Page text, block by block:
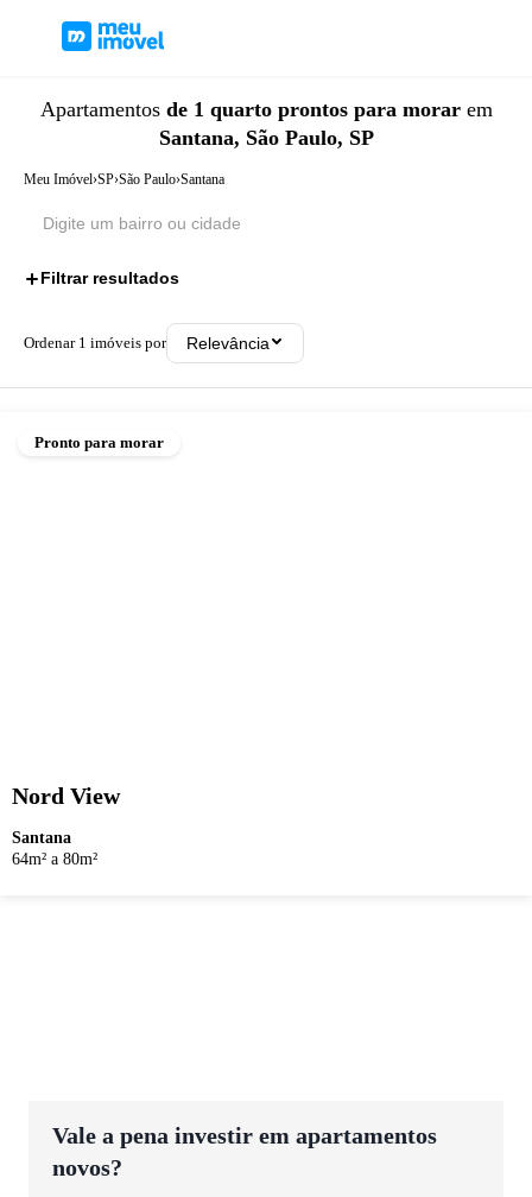
Apartamentos de 1 quarto prontos para morar em
Santana, São Paulo, SP
Meu Imóvel›SP›São Paulo›Santana
Filtrar resultados
Ordenar 1 imóveis por Relevância
Pronto para morar
Nord View
Santana
64m² a 80m²
Vale a pena investir em apartamentos
novos?